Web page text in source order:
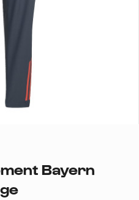
Bayern